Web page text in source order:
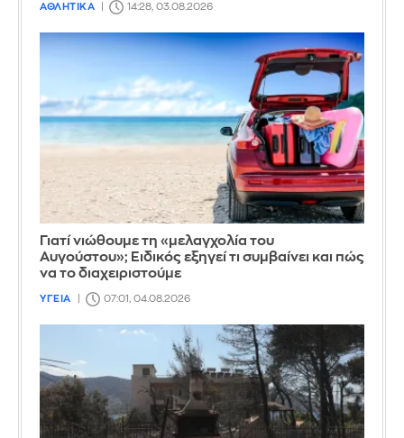
ΑΘΛΗΤΙΚΑ 14:28, 03.08.2026
Γιατί νιώθουμε τη «μελαγχολία του
Αυγούστου»; Ειδικός εξηγεί τι συμβαίνει και πώς
να το διαχειριστούμε
ΥΓΕΙΑ 07:01, 04.08.2026